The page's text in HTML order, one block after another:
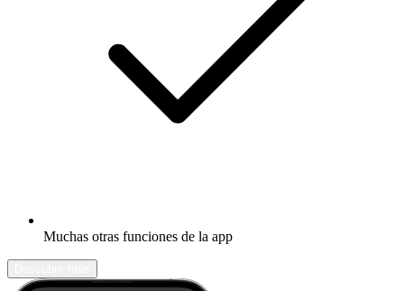
Muchas otras funciones de la app